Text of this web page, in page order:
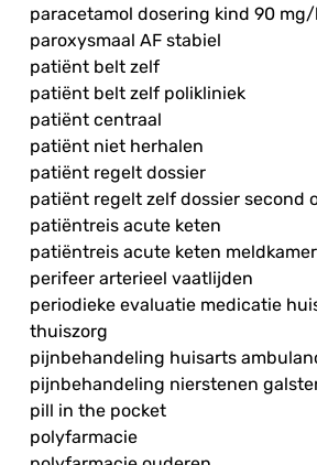
paracetamol dosering kind 90
paroxysmaal AF stabiel
patiënt belt zelf
patiënt belt zelf polikliniek
patiënt centraal
patiënt niet herhalen
patiënt regelt dossier
patiënt regelt zelf dossier second
patiëntreis acute keten
patiëntreis acute keten
perifeer arterieel vaatlijden
periodieke evaluatie medicatie
thuiszorg
pijnbehandeling huisarts
pijnbehandeling nierstenen
pill in the pocket
polyfarmacie